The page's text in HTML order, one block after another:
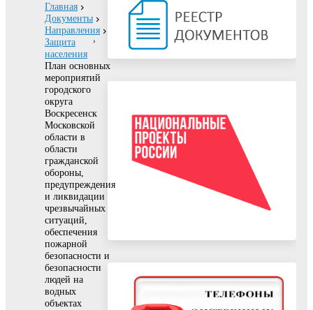
Главная
Документы
Направления
Защита
населения
План основных
мероприятий
городского
округа
Воскресенск
Московской
области в
области
гражданской
обороны,
предупреждения
и ликвидации
чрезвычайных
ситуаций,
обеспечения
пожарной
безопасности и
безопасности
людей на
водных
объектах